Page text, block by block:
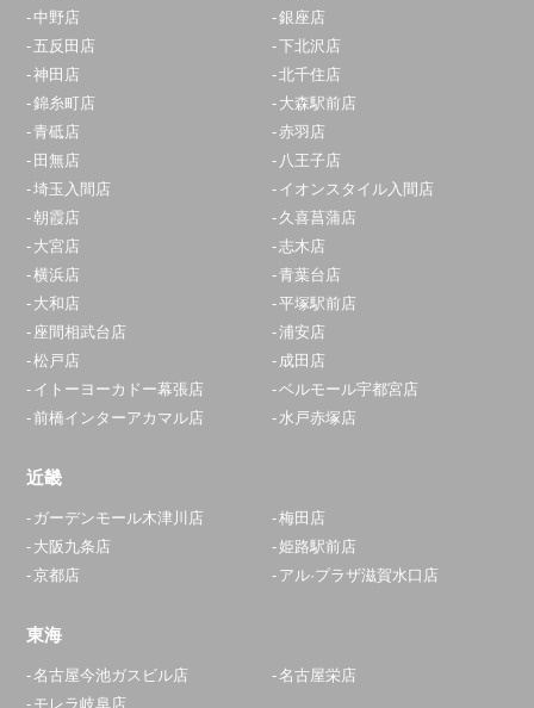
中野店
銀座店
五反田店
下北沢店
神田店
北千住店
錦糸町店
大森駅前店
青砥店
赤羽店
田無店
八王子店
埼玉入間店
イオンスタイル入間店
朝霞店
久喜菖蒲店
大宮店
志木店
横浜店
青葉台店
大和店
平塚駅前店
座間相武台店
浦安店
松戸店
成田店
イトーヨーカドー幕張店
ベルモール宇都宮店
前橋インターアカマル店
水戸赤塚店
近畿
ガーデンモール木津川店
梅田店
大阪九条店
姫路駅前店
京都店
アル·プラザ滋賀水口店
東海
名古屋今池ガスビル店
名古屋栄店
モレラ岐阜店